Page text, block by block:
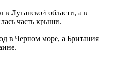
Луганской области, а в
часть крыши.
в Черном море, а Британия